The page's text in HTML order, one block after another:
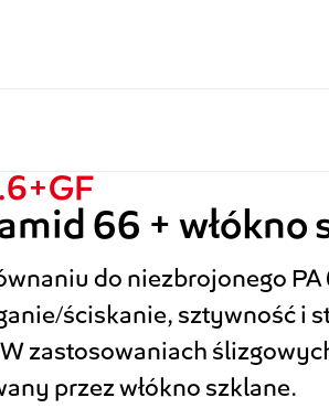
66 + włókno
do niezbrojonego PA
ściskanie, sztywność i
zastosowaniach
przez włókno szklane.